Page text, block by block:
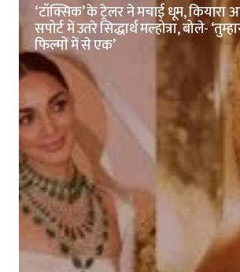
‘टॉक्सिक’ के ट्रेलर ने मचाई धूम, कियारा
सपोर्ट में उतरे सिद्धार्थ मल्होत्रा, बोले-
फिल्मों में से एक’